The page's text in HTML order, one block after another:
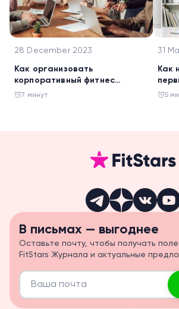
28 December 2023
Как организовать
корпоративный фитнес
онлайн и не потерять при
7 минут
31
Как
5
В письмах — выгоднее
Оставьте почту, чтобы получать
FitStars Журнала и актуальные